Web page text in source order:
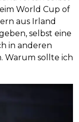
World Cup of
aus Irland
selbst eine
in anderen
Warum sollte ich